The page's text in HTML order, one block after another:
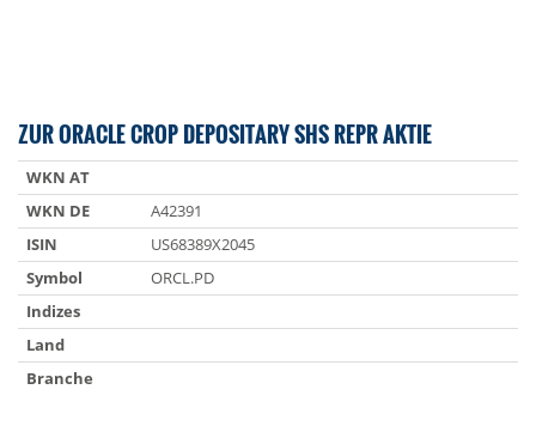
ZUR ORACLE CROP DEPOSITARY SHS REPR AKTIE
WKN AT
WKN DE
A42391
ISIN
US68389X2045
Symbol
ORCL.PD
Indizes
Land
Branche